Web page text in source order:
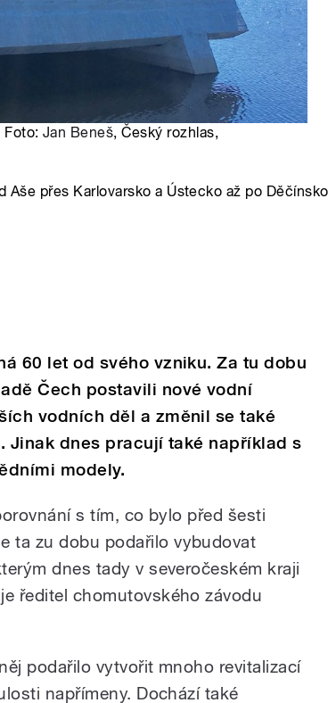
Foto:Jan Beneš, Český rozhlas,
přes Karlovarsko a Ústecko až po Děčínsko
60 let od svého vzniku. Za tu dobu
Čech postavili nové vodní
vodních děl a změnil se také
Jinak dnes pracují také například s
modely.
s tím, co bylo před šesti
ta zu dobu podařilo vybudovat
dnes tady v severočeském kraji
ředitel chomutovského závodu
podařilo vytvořit mnoho revitalizací
napřímeny. Dochází také